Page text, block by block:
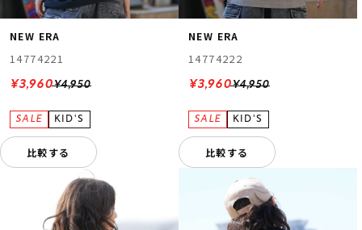
NEW ERA
14774221
¥4,950
¥3,960
比較する
NEW ERA
14774222
¥4,950
¥3,960
比較する